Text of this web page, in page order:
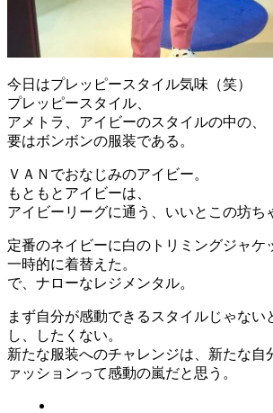
今日はプレッピースタイル気味（笑）
プレッピースタイル、
アメトラ、アイビーのスタイルの中の、
要はボンボンの服装である。
ＶＡＮでおなじみのアイビー。
もともとアイビーは、
アイビーリーグに通う、いいとこの坊ち
定番のネイビーに白のトリミングジャケ
一時的に着替えた。
で、ナローなレジメンタル。
まず自分が感動できるスタイルじゃない
し、したくない。
新たな服装へのチャレンジは、新たな自
ァッションって感動の嵐だと思う。